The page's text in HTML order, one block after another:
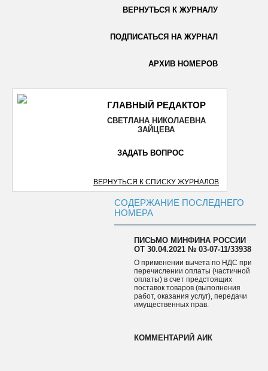
ВЕРНУТЬСЯ К ЖУРНАЛУ
ПОДПИСАТЬСЯ НА ЖУРНАЛ
АРХИВ НОМЕРОВ
ГЛАВНЫЙ РЕДАКТОР
СВЕТЛАНА НИКОЛАЕВНА
ЗАЙЦЕВА
ЗАДАТЬ ВОПРОС
ВЕРНУТЬСЯ К СПИСКУ ЖУРНАЛОВ
СОДЕРЖАНИЕ ПОСЛЕДНЕГО
НОМЕРА
ПИСЬМО МИНФИНА РОССИИ
ОТ 30.04.2021 № 03-07-11/33938
О применении вычета по НДС при
перечислении оплаты (частичной
оплаты) в счет предстоящих
поставок товаров (выполнения
работ, оказания услуг), передачи
имущественных прав.
КОММЕНТАРИЙ АИК
ОТПРАВИТЬ